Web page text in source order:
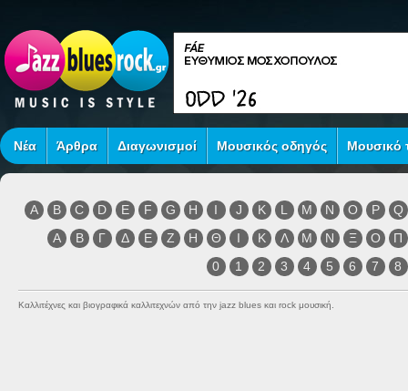
Νέα Άρθρα Διαγωνισμοί Μουσικός οδηγός Μουσικό
A B C D E F G H I J K L M N O P
Q
Α
Β Γ Δ Ε Ζ Η Θ Ι Κ Λ Μ Ν Ξ Ο
Π
0
1 2 3 4 5 6 7 8
Καλλιτέχνες και βιογραφικά καλλιτεχνών από την jazz blues και rock μουσική.